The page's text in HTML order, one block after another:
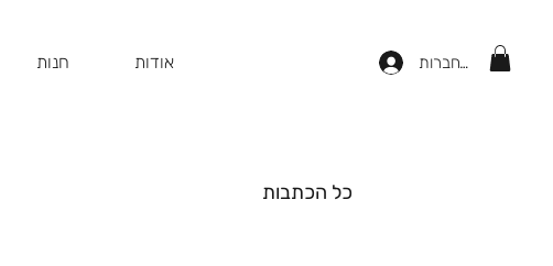
אודות חנות להתחברות
כל הכתבות